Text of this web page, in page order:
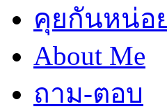
คุยกันหน่อ
About Me
ถาม-ตอบ